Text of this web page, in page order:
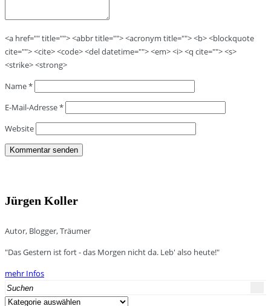
<a href="" title=""> <abbr title=""> <acronym title=""> <b> <blockquote
cite=""> <cite> <code> <del datetime=""> <em> <i> <q cite=""> <s>
<strike> <strong>
Name*
E-Mail-Adresse*
Website
Jürgen Koller
Autor, Blogger, Träumer
"Das Gestern ist fort - das Morgen nicht da. Leb' also heute!"
mehr Infos
Search
for:
Kategorien